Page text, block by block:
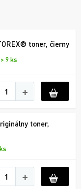
toner, čierny
9 ks
+
toner,
+